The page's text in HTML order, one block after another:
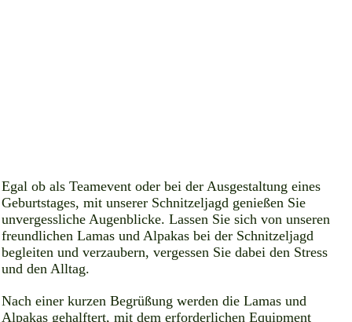
Egal ob als Teamevent oder bei der Ausgestaltung eines
Geburtstages, mit unserer Schnitzeljagd genießen Sie
unvergessliche Augenblicke. Lassen Sie sich von unseren
freundlichen Lamas und Alpakas bei der Schnitzeljagd
begleiten und verzaubern, vergessen Sie dabei den Stress
und den Alltag.
Nach einer kurzen Begrüßung werden die Lamas und
Alpakas gehalftert, mit dem erforderlichen Equipment